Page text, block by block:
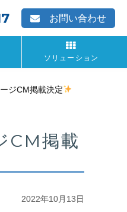
お問い合わせ
ソリューション
ジCM掲載決定
CM掲載
2022年10月13日